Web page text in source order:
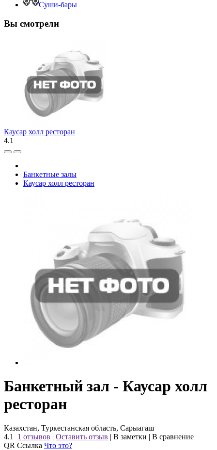
Суши-бары
Вы смотрели
Каусар холл ресторан
4.1
Банкетные залы
Каусар холл ресторан
Банкетный зал - Каусар холл
ресторан
Казахстан, Туркестанская область, Сарыагаш
4.1
1 отзывов | Оставить отзыв | В заметки | В сравнение
QR Ссылка Что это?